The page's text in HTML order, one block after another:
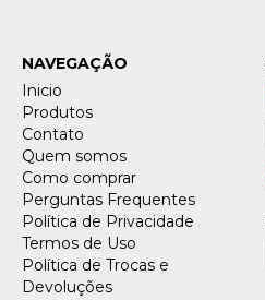
NAVEGAÇÃO
Inicio
Produtos
Contato
Quem somos
Como comprar
Perguntas Frequentes
Política de Privacidade
Termos de Uso
Política de Trocas e
Devoluções